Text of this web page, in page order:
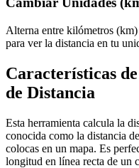
Alterna entre kilómetros
para ver la distancia en tu
Características
de Distancia
Esta herramienta calcula la
conocida como la distancia
colocas en un mapa. Es
longitud en línea recta de un